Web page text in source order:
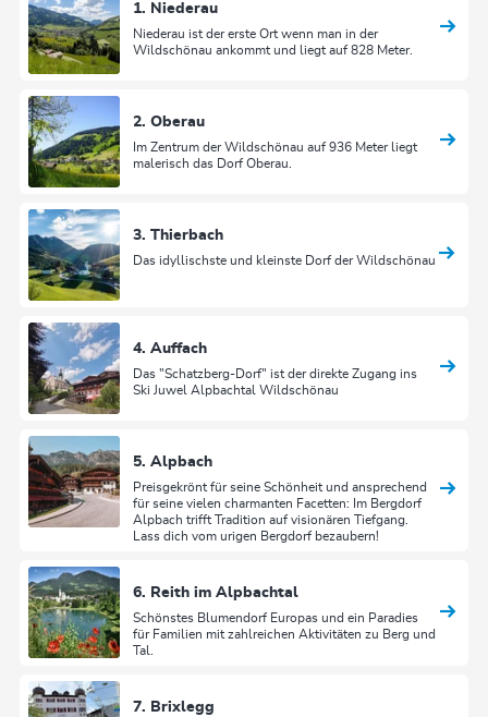
1. Niederau
Niederau ist der erste Ort wenn man in der
Wildschönau ankommt und liegt auf 828 Meter.
2. Oberau
Im Zentrum der Wildschönau auf 936 Meter liegt
malerisch das Dorf Oberau.
3. Thierbach
Das idyllischste und kleinste Dorf der Wildschönau
4. Auffach
Das "Schatzberg-Dorf" ist der direkte Zugang ins
Ski Juwel Alpbachtal Wildschönau
5. Alpbach
Preisgekrönt für seine Schönheit und ansprechend
für seine vielen charmanten Facetten: Im Bergdorf
Alpbach trifft Tradition auf visionären Tiefgang.
Lass dich vom urigen Bergdorf bezaubern!
6. Reith im Alpbachtal
Schönstes Blumendorf Europas und ein Paradies
für Familien mit zahlreichen Aktivitäten zu Berg und
Tal.
7. Brixlegg